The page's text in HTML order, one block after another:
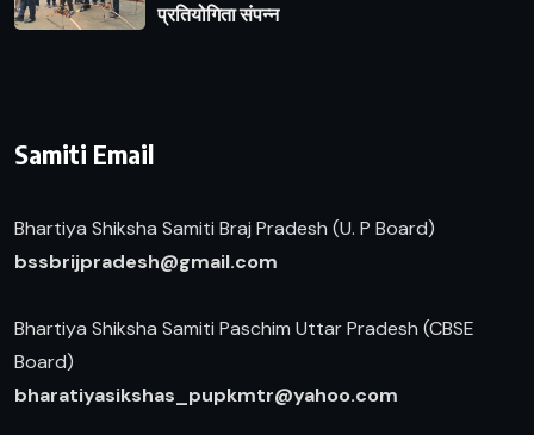
प्रतियोगिता संपन्न
Samiti Email
Bhartiya Shiksha Samiti Braj Pradesh (U. P Board)
bssbrijpradesh@gmail.com
Bhartiya Shiksha Samiti Paschim Uttar Pradesh (CBSE
Board)
bharatiyasikshas_pupkmtr@yahoo.com